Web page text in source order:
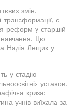
змін.
є
реформ у старшій
навчання. Цю
Надія Лещик у
у стадію
установ.
криза:
учнів виїхала за